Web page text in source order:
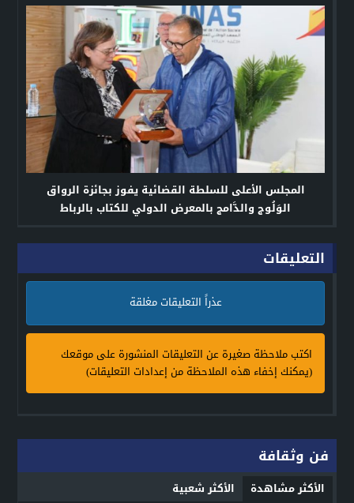
المجلس الأعلى للسلطة القضائية يفوز بجائزة الرواق
الوَلُوج والدَّامج بالمعرض الدولي للكتاب بالرباط
التعليقات
عذراً التعليقات مغلقة
اكتب ملاحظة صغيرة عن التعليقات المنشورة على موقعك
(يمكنك إخفاء هذه الملاحظة من إعدادات التعليقات)
فن وثقافة
الأكثر مشاهدة الأكثر شعبية